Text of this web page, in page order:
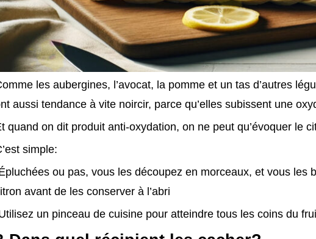
les aubergines, l’avocat, la pomme et un tas d’autres
aussi tendance à vite noircir, parce qu’elles subissent une
quand on dit produit anti-oxydation, on ne peut qu’évoquer le
simple:
ou pas, vous les découpez en morceaux, et vous les
avant de les conserver à l’abri
un pinceau de cuisine pour atteindre tous les coins du